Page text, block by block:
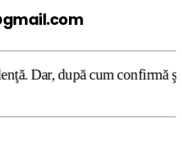
confirmă şi CEDO în